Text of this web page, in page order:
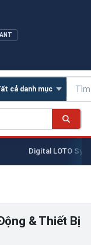
Digital LOTO
& Thiết Bị